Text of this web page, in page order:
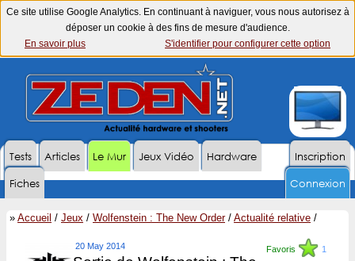
Ce site utilise Google Analytics. En continuant à naviguer, vous nous autorisez à
déposer un cookie à des fins de mesure d'audience.
En savoir plus
S'identifier pour configurer cette option
Inscription
Tests Articles Le Mur Jeux Vidéo
Hardware
Fiches
Connexion
» Accueil / Jeux / Wolfenstein : The New Order/ Actualité relative /
1
Favoris
20 May 2014